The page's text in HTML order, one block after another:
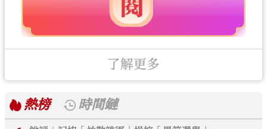
了解更多
熱榜
時間鏈